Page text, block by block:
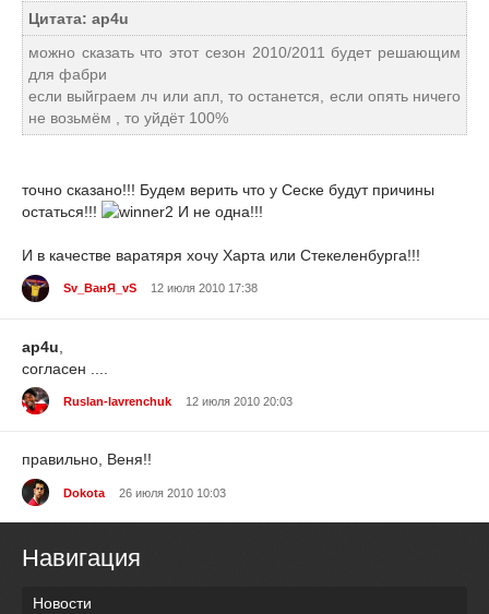
Цитата: ap4u
можно сказать что этот сезон 2010/2011 будет решающим
для фабри
если выйграем лч или апл, то останется, если опять ничего
не возьмём , то уйдёт 100%
точно сказано!!! Будем верить что у Сеске будут причины
остаться!!!
И не одна!!!
И в качестве варатяря хочу Харта или Стекеленбурга!!!
Sv_ВанЯ_vS 12 июля 2010 17:38
ap4u
согласен ....
Ruslan-lavrenchuk 12 июля 2010 20:03
правильно, Веня!!
Dokota 26 июля 2010 10:03
Навигация
Новости